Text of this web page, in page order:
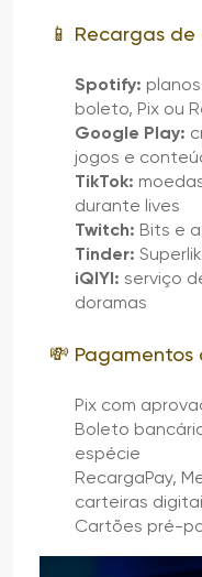
📱 Recargas
Spotify:
boleto, Pix ou
Google Play:
jogos e
TikTok:
durante lives
Twitch: Bits e
Tinder:
iQIYI: serviço
doramas
💸 Pagamentos
Pix com
Boleto
espécie
RecargaPay,
carteiras
Cartões pré-